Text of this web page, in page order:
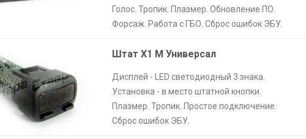
Голос. Тропик. Плазмер. Обновление ПО.
Форсаж. Работа с ГБО. Сброс ошибок ЭБУ.
Штат X1 M Универсал
Дисплей - LED светодиодный 3 знака.
Установка - в место штатной кнопки.
Плазмер. Тропик. Простое подключение.
Сброс ошибок ЭБУ.